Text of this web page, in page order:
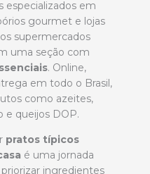
especializados em
gourmet e lojas
supermercados
uma seção com
. Online,
em todo o Brasil,
como azeites,
e queijos DOP.
pratos típicos
é uma jornada
ingredientes